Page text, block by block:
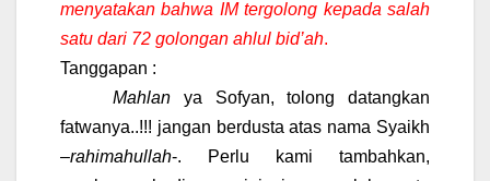
menyatakan bahwa IMtergolong kepada salah
satu dari 72 golongan ahlul bid’ah.
Tanggapan :
Mahlan ya Sofyan, tolong datangkan
fatwanya..!!! jangan berdusta atas nama Syaikh
–rahimahullah-. Perlu kami tambahkan,